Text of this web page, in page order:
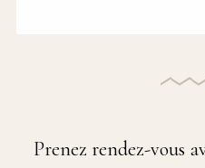
Prenez rendez-vous